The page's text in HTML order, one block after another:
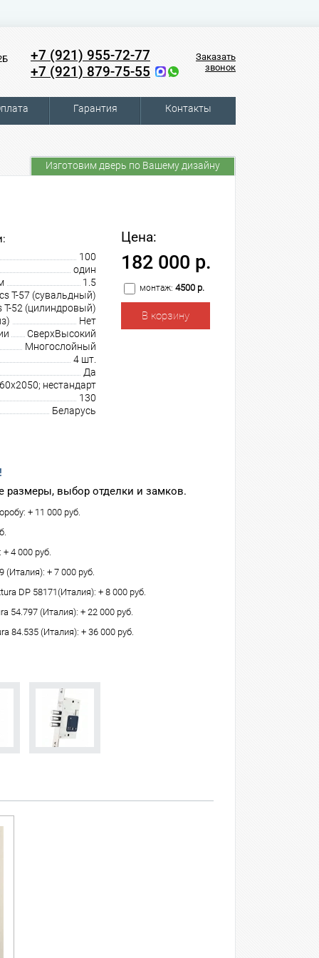
+7 (921) 955-72-77
+7 (921) 879-75-55
Заказать
звонок
Гарантия Контакты
Изготовим дверь по Вашему дизайну
100
один
1.5
T-57 (сувальдный)
T-52 (цилиндровый)
Нет
СверхВысокий
Многослойный
4 шт.
Да
нестандарт
130
Беларусь
Цена:
182 000 р.
монтаж: 4500 р.
выбор отделки и замков.
+ 11 000 руб.
4 000 руб.
+ 7 000 руб.
DP 58171(Италия): + 8 000 руб.
54.797 (Италия): + 22 000 руб.
84.535 (Италия): + 36 000 руб.